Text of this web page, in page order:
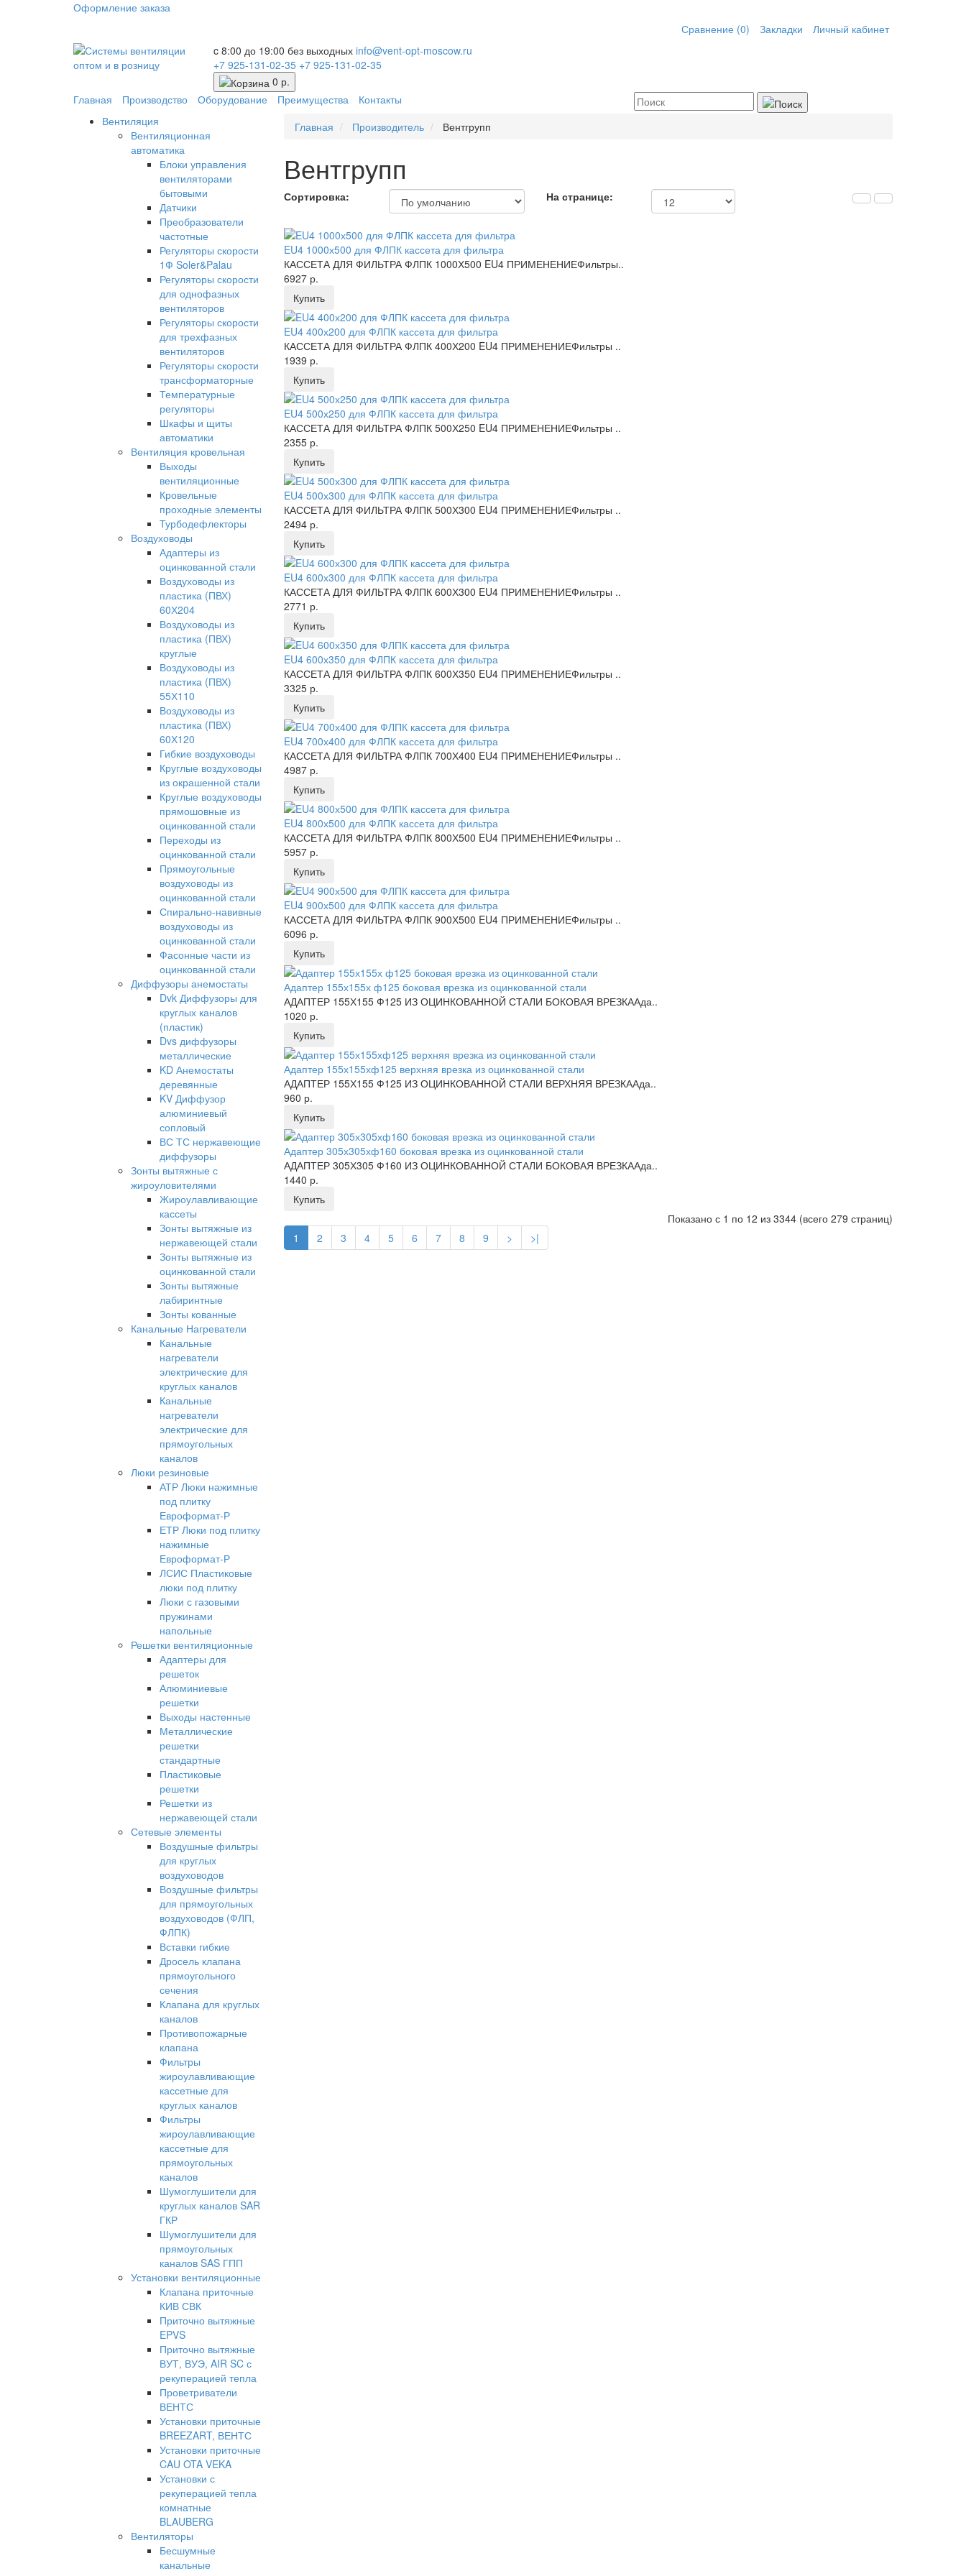
Оформление заказа
Сравнение (0)
Закладки
Личный кабинет
c 8:00 до 19:00 без выходных info@vent-opt-moscow.ru
+7 925-131-02-35 +7 925-131-02-35
0 р.
Главная
Производство Оборудование Преимущества
Контакты
Вентиляция
Вентиляционная
автоматика
Блоки управления
вентиляторами
бытовыми
Датчики
Преобразователи
частотные
Регуляторы скорости
1Ф Soler&Palau
Регуляторы скорости
для однофазных
вентиляторов
Регуляторы скорости
для трехфазных
вентиляторов
Регуляторы скорости
трансформаторные
Температурные
регуляторы
Шкафы и щиты
автоматики
Вентиляция кровельная
Выходы
вентиляционные
Кровельные
проходные элементы
Турбодефлекторы
Воздуховоды
Адаптеры из
оцинкованной стали
Воздуховоды из
пластика (ПВХ)
60Х204
Воздуховоды из
пластика (ПВХ)
круглые
Воздуховоды из
пластика (ПВХ)
55Х110
Воздуховоды из
пластика (ПВХ)
60Х120
Гибкие воздуховоды
Круглые воздуховоды
из окрашенной стали
Круглые воздуховоды
прямошовные из
оцинкованной стали
Переходы из
оцинкованной стали
Прямоугольные
воздуховоды из
оцинкованной стали
Спирально-навивные
воздуховоды из
оцинкованной стали
Фасонные части из
оцинкованной стали
Диффузоры анемостаты
Dvk Диффузоры для
круглых каналов
(пластик)
Dvs диффузоры
металлические
KD Анемостаты
деревянные
KV Диффузор
алюминиевый
сопловый
ВС ТС нержавеющие
диффузоры
Зонты вытяжные с
жироуловителями
Жироулавливающие
кассеты
Зонты вытяжные из
нержавеющей стали
Зонты вытяжные из
оцинкованной стали
Зонты вытяжные
лабиринтные
Зонты кованные
Канальные Нагреватели
Канальные
нагреватели
электрические для
круглых каналов
Канальные
нагреватели
электрические для
прямоугольных
каналов
Люки резиновые
АТР Люки нажимные
под плитку
Евроформат-Р
ЕТР Люки под плитку
нажимные
Евроформат-Р
ЛСИС Пластиковые
люки под плитку
Люки с газовыми
пружинами
напольные
Решетки вентиляционные
Адаптеры для
решеток
Алюминиевые
решетки
Выходы настенные
Металлические
решетки
стандартные
Пластиковые
решетки
Решетки из
нержавеющей стали
Сетевые элементы
Воздушные фильтры
для круглых
воздуховодов
Воздушные фильтры
для прямоугольных
воздуховодов (ФЛП,
ФЛПК)
Вставки гибкие
Дросель клапана
прямоугольного
сечения
Клапана для круглых
каналов
Противопожарные
клапана
Фильтры
жироулавливающие
кассетные для
круглых каналов
Фильтры
жироулавливающие
кассетные для
прямоугольных
каналов
Шумоглушители для
круглых каналов SAR
ГКР
Шумоглушители для
прямоугольных
каналов SAS ГПП
Установки вентиляционные
Клапана приточные
КИВ СВК
Приточно вытяжные
EPVS
Приточно вытяжные
ВУТ, ВУЭ, AIR SC с
рекуперацией тепла
Проветриватели
ВЕНТС
Установки приточные
BREEZART, ВЕНТС
Установки приточные
CAU OTA VEKA
Установки с
рекуперацией тепла
комнатные
BLAUBERG
Вентиляторы
Бесшумные
канальные
Главная Производитель Вентгрупп
Вентгрупп
Сортировка: На странице:
EU4 1000х500 для ФЛПК кассета для фильтра
КАССЕТА ДЛЯ ФИЛЬТРА ФЛПК 1000Х500 EU4 ПРИМЕНЕНИЕФильтры..
6927 р.
Купить
EU4 400х200 для ФЛПК кассета для фильтра
КАССЕТА ДЛЯ ФИЛЬТРА ФЛПК 400Х200 EU4 ПРИМЕНЕНИЕФильтры ..
1939 р.
Купить
EU4 500х250 для ФЛПК кассета для фильтра
КАССЕТА ДЛЯ ФИЛЬТРА ФЛПК 500Х250 EU4 ПРИМЕНЕНИЕФильтры ..
2355 р.
Купить
EU4 500х300 для ФЛПК кассета для фильтра
КАССЕТА ДЛЯ ФИЛЬТРА ФЛПК 500Х300 EU4 ПРИМЕНЕНИЕФильтры ..
2494 р.
Купить
EU4 600х300 для ФЛПК кассета для фильтра
КАССЕТА ДЛЯ ФИЛЬТРА ФЛПК 600Х300 EU4 ПРИМЕНЕНИЕФильтры ..
2771 р.
Купить
EU4 600х350 для ФЛПК кассета для фильтра
КАССЕТА ДЛЯ ФИЛЬТРА ФЛПК 600Х350 EU4 ПРИМЕНЕНИЕФильтры ..
3325 р.
Купить
EU4 700х400 для ФЛПК кассета для фильтра
КАССЕТА ДЛЯ ФИЛЬТРА ФЛПК 700Х400 EU4 ПРИМЕНЕНИЕФильтры ..
4987 р.
Купить
EU4 800х500 для ФЛПК кассета для фильтра
КАССЕТА ДЛЯ ФИЛЬТРА ФЛПК 800Х500 EU4 ПРИМЕНЕНИЕФильтры ..
5957 р.
Купить
EU4 900х500 для ФЛПК кассета для фильтра
КАССЕТА ДЛЯ ФИЛЬТРА ФЛПК 900Х500 EU4 ПРИМЕНЕНИЕФильтры ..
6096 р.
Купить
Адаптер 155х155х ф125 боковая врезка из оцинкованной стали
АДАПТЕР 155Х155 Ф125 ИЗ ОЦИНКОВАННОЙ СТАЛИ БОКОВАЯ ВРЕЗКААда..
1020 р.
Купить
Адаптер 155х155хф125 верхняя врезка из оцинкованной стали
АДАПТЕР 155Х155 Ф125 ИЗ ОЦИНКОВАННОЙ СТАЛИ ВЕРХНЯЯ ВРЕЗКААда..
960 р.
Купить
Адаптер 305х305хф160 боковая врезка из оцинкованной стали
АДАПТЕР 305Х305 Ф160 ИЗ ОЦИНКОВАННОЙ СТАЛИ БОКОВАЯ ВРЕЗКААда..
1440 р.
Купить
1 2 3 4 5 6 7 8 9 > >|
Показано с 1 по 12 из 3344 (всего 279 страниц)